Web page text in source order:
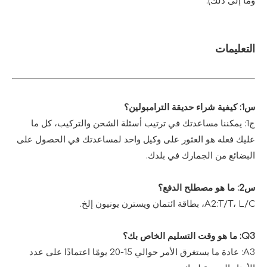
التعليمات
س1: كيفية شراء حديقة الترامبولين؟
ج1: يمكننا مساعدتك في ترتيب أسئلة الشحن والتركيب، كل ما
عليك فعله هو العثور على وكيل واحد لمساعدتك في الحصول على
البضائع من الجمارك في بلدك.
س2: ما هو مصطلح الدفع؟
A2:T/T، L/C، بطاقة ائتمان ويسترن يونيون إلخ.
Q3: ما هو وقت التسليم الخاص بك؟
A3: عادة ما يستغرق الأمر حوالي 15-20 يومًا اعتمادًا على عدد